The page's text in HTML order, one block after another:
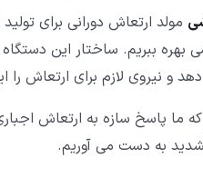
مولد ارتعاش دورانی برای
بهره ببریم. ساختار این
و نیروی لازم برای ارتعاش را
که ما پاسخ سازه به ارتعاش
به دست می آوریم.